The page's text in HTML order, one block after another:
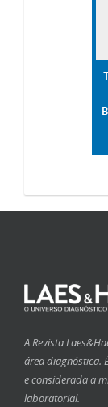
A Revista
área diagnóstica.
e considerada a
laboratorial.